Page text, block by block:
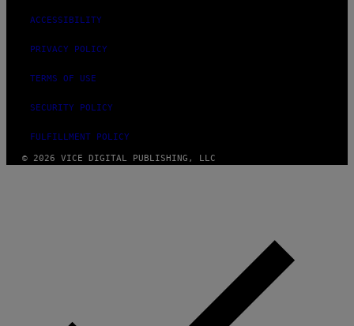
ACCESSIBILITY
PRIVACY POLICY
TERMS OF USE
SECURITY POLICY
FULFILLMENT POLICY
© 2026 VICE DIGITAL PUBLISHING, LLC